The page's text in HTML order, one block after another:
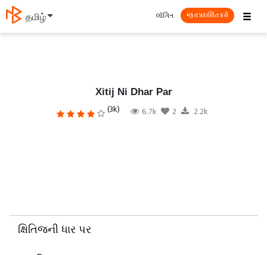
தமிழ் ☰
લૉગિન મફત પ્રકાશિત કરો
Xitij Ni Dhar Par
(3k) 6.7k 2 2.2k
ક્ષિતિજની ધાર પર